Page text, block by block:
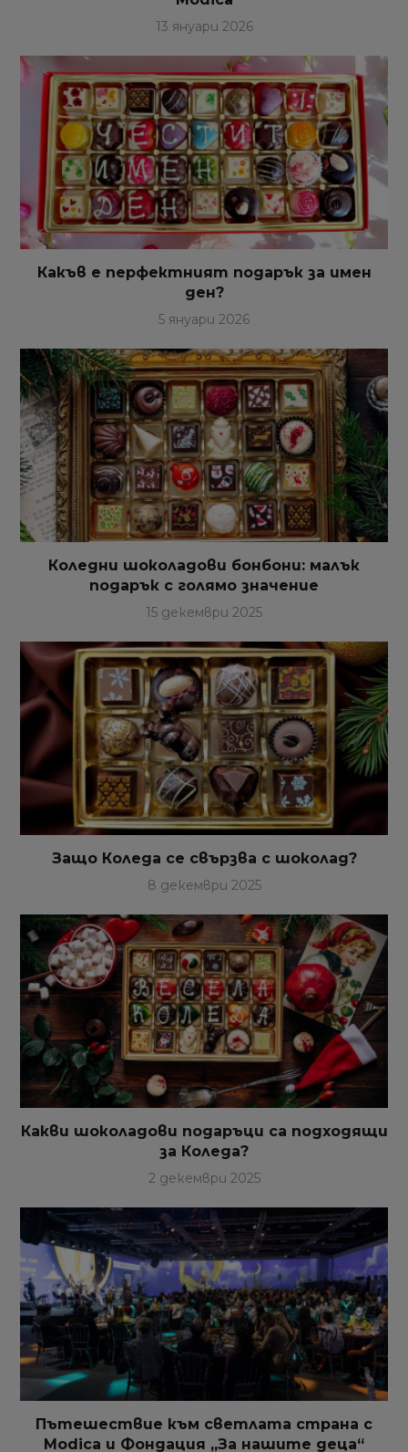
13 януари 2026
Какъв е перфектният подарък за имен
ден?
5 януари 2026
Коледни шоколадови бонбони: малък
подарък с голямо значение
15 декември 2025
Защо Коледа се свързва с шоколад?
8 декември 2025
Какви шоколадови подаръци са подходящи
за Коледа?
2 декември 2025
Пътешествие към светлата страна с
Modica и Фондация „За нашите деца“